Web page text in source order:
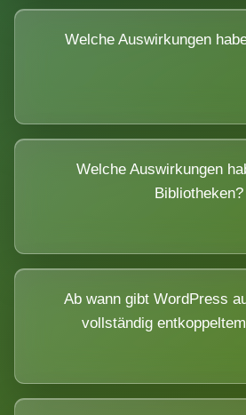
Welche Auswirkungen
Welche Auswirkungen
Bibliotheken?
Ab wann gibt WordPress
vollständig